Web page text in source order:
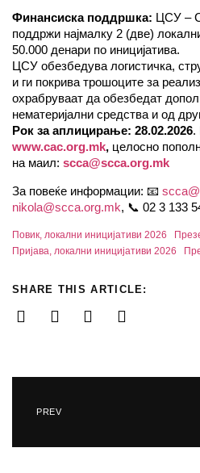
Финансиска поддршка: ЦСУ –
поддржи најмалку 2 (две)
50.000 денари по иницијатива.
ЦСУ обезбедува логистичка,
и ги покрива трошоците за
охрабруваат да обезбедат
нематеријални средства и од
Рок за аплицирање: 28.02.2026.
www.cac.org.mk, целосно
на маил: scca@scca.org.mk
За повеќе информации: 📧
nikola@scca.org.mk, 📞 02 3 133
Повик, локални иницијативи 2026
Пријава, локални иницијативи 2026
SHARE THIS ARTICLE:
PREV